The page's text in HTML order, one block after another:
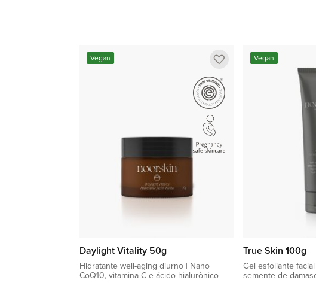
Adicionar
a
lista
de
Vegan
Daylight Vitality 50g
Hidratante well-aging diurno | Nano
CoQ10, vitamina C e ácido hialurônico
Vegan
True Skin 100g
Gel esfoliante
semente de